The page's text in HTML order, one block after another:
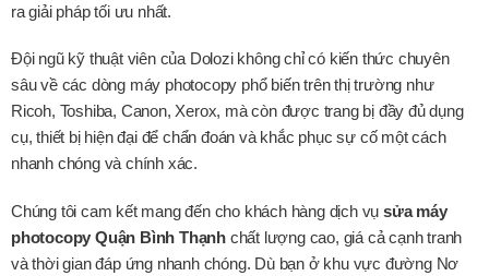
ra giải pháp tối ưu nhất.
Đội ngũ kỹ thuật viên của Dolozi không chỉ có kiến thức chuyên
sâu về các dòng máy photocopy phổ biến trên thị trường như
Ricoh, Toshiba, Canon, Xerox, mà còn được trang bị đầy đủ dụng
cụ, thiết bị hiện đại để chẩn đoán và khắc phục sự cố một cách
nhanh chóng và chính xác.
Chúng tôi cam kết mang đến cho khách hàng dịch vụ sửa máy
photocopy Quận Bình Thạnh chất lượng cao, giá cả cạnh tranh
và thời gian đáp ứng nhanh chóng. Dù bạn ở khu vực đường Nơ